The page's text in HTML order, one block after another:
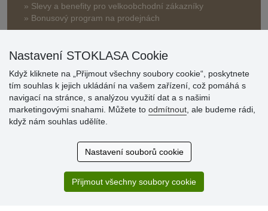
» Slevy a benefity pro velkoobchodní zákazníky
» Bonusový program na prodejnách
Hodnocení
zákazníků
Super obchod, kvalitní zboží za slušné ceny. Vřele
Nastavení STOKLASA Cookie
Když kliknete na „Přijmout všechny soubory cookie“, poskytnete
tím souhlas k jejich ukládání na vašem zařízení, což pomáhá s
navigací na stránce, s analýzou využití dat a s našimi
marketingovými snahami. Můžete to odmítnout , ale budeme rádi,
když nám souhlas udělíte.
Nastavení souborů cookie
Přijmout všechny soubory cookie